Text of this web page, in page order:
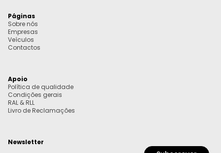
Páginas
Sobre nós
Empresas
Veículos
Contactos
Apoio
Política de qualidade
Condições gerais
RAL & RLL
Livro de Reclamações
Newsletter